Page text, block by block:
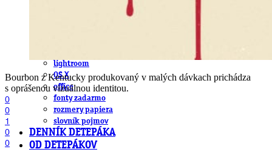
fonty, písmo, typografia
farby a color management návody
lightroom
OS X
office
fonty zadarmo
rozmery papiera
slovník pojmov
DENNÍK DETEPÁKA
OD DETEPÁKOV
Bourbon z Kentucky produkovaný v malých dávkach prichádza
s oprášenou vizuálnou identitou.
0
0
1
0
0